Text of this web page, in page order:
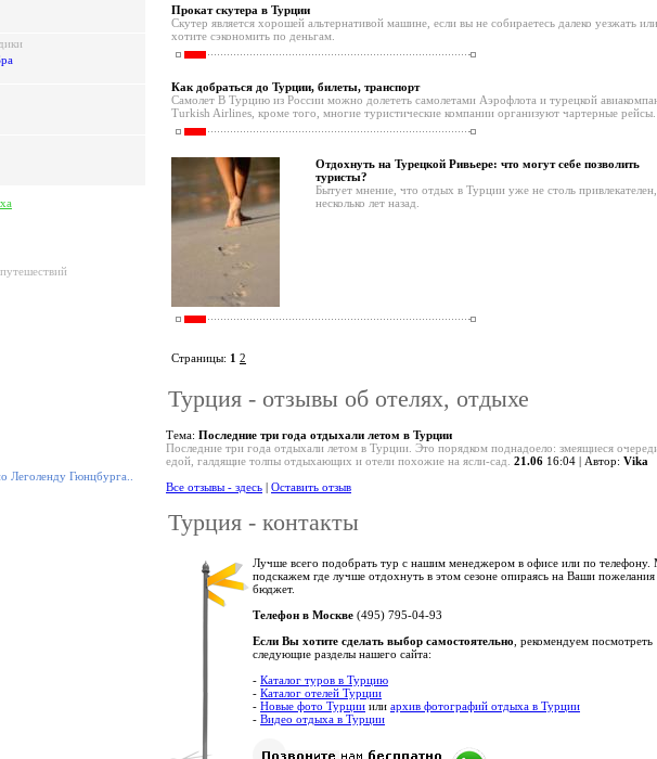
Леголенду Гюнцбурга..
Прокат скутера в Турции
Скутер является хорошей альтернативой машине, если вы не собираетесь далеко уезжать или
хотите сэкономить по деньгам.
Как добраться до Турции, билеты, транспорт
Самолет В Турцию из России можно долететь самолетами Аэрофлота и турецкой
Turkish Airlines, кроме того, многие туристические компании организуют чартерные рейсы.
Отдохнуть на Турецкой Ривьере: что могут себе позволить
туристы?
Бытует мнение, что отдых в Турции уже не столь
несколько лет назад.
Страницы: 1 2
Турция - отзывы об отелях, отдыхе
Тема: Последние три года отдыхали летом в Турции
Последние три года отдыхали летом в Турции. Это порядком поднадоело: змеящиеся
едой, галдящие толпы отдыхающих и отели похожие на ясли-сад. 21.06 16:04 | Автор: Vika
Все отзывы - здесь | Оставить отзыв
Турция - контакты
Лучше всего подобрать тур с нашим менеджером в офисе или по
подскажем где лучше отдохнуть в этом сезоне опираясь на Ваши
бюджет.
Телефон в Москве (495) 795-04-93
Если Вы хотите сделать выбор самостоятельно , рекомендуем посмотреть
следующие разделы нашего сайта:
- Каталог туров в Турцию
- Каталог отелей Турции
- Новые фото Турции или архив фотографий отдыха в Турции
- Видео отдыха в Турции